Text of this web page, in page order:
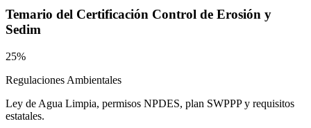
Temario del Certificación Control de Erosión y
Sedim
25%
Regulaciones Ambientales
Ley de Agua Limpia, permisos NPDES, plan SWPPP y requisitos
estatales.